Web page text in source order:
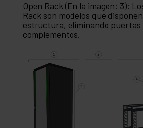
Open Rack (En la imagen: 3):
Rack son modelos que
estructura, eliminando puertas
complementos.